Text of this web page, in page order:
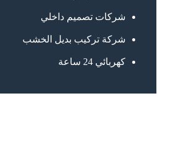
شركات تصميم داخلي
شركة تركيب بديل الخشب
كهربائي 24 ساعة